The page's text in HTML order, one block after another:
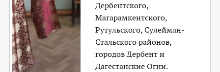
Дербентского,
Магарамкентского,
Рутульского, Сулейман-
Стальского районов,
городов Дербент и
Дагестанские Огни.